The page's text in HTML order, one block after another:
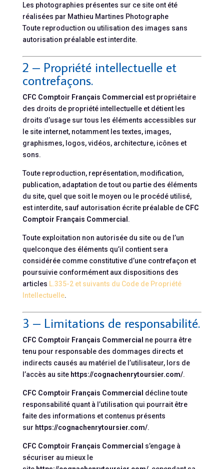
Les photographies présentes sur ce site ont été
réalisées par Mathieu Martines Photographe
Toute reproduction ou utilisation des images sans
autorisation préalable est interdite.
2 – Propriété intellectuelle et
contrefaçons.
CFC Comptoir Français Commercial est propriétaire
des droits de propriété intellectuelle et détient les
droits d’usage sur tous les éléments accessibles sur
le site internet, notamment les textes, images,
graphismes, logos, vidéos, architecture, icônes et
sons.
Toute reproduction, représentation, modification,
publication, adaptation de tout ou partie des éléments
du site, quel que soit le moyen ou le procédé utilisé,
est interdite, sauf autorisation écrite préalable de CFC
Comptoir Français Commercial .
Toute exploitation non autorisée du site ou de l’un
quelconque des éléments qu’il contient sera
considérée comme constitutive d’une contrefaçon et
poursuivie conformément aux dispositions des
articles L.335-2 et suivants du Code de Propriété
Intellectuelle.
3 – Limitations de responsabilité.
CFC Comptoir Français Commercial ne pourra être
tenu pour responsable des dommages directs et
indirects causés au matériel de l’utilisateur, lors de
l’accès au site https://cognachenrytoursier.com/.
CFC Comptoir Français Commercial décline toute
responsabilité quant à l’utilisation qui pourrait être
faite des informations et contenus présents
sur https://cognachenrytoursier.com/.
CFC Comptoir Français Commercial s’engage à
sécuriser au mieux le